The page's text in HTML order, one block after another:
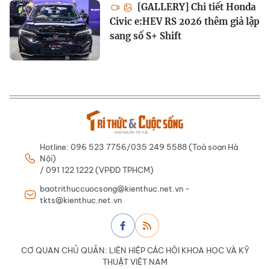
[GALLERY] Chi tiết Honda
Civic e:HEV RS 2026 thêm giả lập
sang số S+ Shift
Hotline: 096 523 7756/035 249 5588 (Toà soạn Hà
Nội)
/ 091 122 1222 (VPĐD TPHCM)
baotrithuccuocsong@kienthuc.net.vn -
tkts@kienthuc.net.vn
CƠ QUAN CHỦ QUẢN: LIÊN HIỆP CÁC HỘI KHOA HỌC VÀ KỸ
THUẬT VIỆT NAM